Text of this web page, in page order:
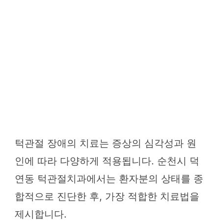
턱관절 장애의 치료는 증상의 심각성과 원
인에 따라 다양하게 적용됩니다. 순천시 덕
연동 턱관절치과에서는 환자분의 상태를 종
합적으로 진단한 후, 가장 적합한 치료법을
제시합니다.